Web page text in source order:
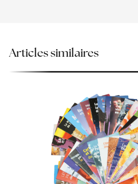
Articles similaires